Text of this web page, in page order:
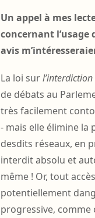
Un appel à mes
concernant l’usage
avis
La loi sur
de débats au
très facilement
- mais elle élimine la
desdits réseaux, en
interdit absolu et
même ! Or, tout
potentiellement
progressive, comme